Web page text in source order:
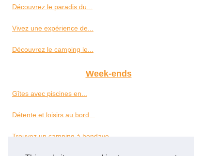
Découvrez le paradis du...
Vivez une expérience de...
Découvrez le camping le...
Week-ends
Gîtes avec piscines en...
Détente et loisirs au bord...
Trouvez un camping à hendaye...